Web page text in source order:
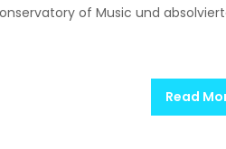
of Music und
Read